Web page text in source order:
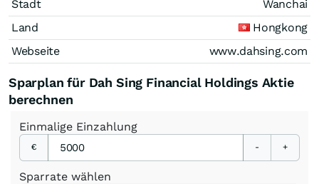
Stadt
Wanchai
Land
Hongkong
Webseite
www.dahsing.com
Sparplan für Dah Sing Financial Holdings Aktie
berechnen
Einmalige Einzahlung
€ - +
Sparrate wählen